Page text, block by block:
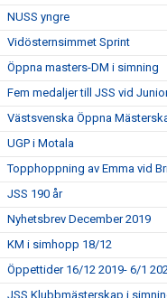
NUSS yngre
Vidösternsimmet Sprint
Öppna masters-DM i simning
Fem medaljer till JSS vid
Västsvenska Öppna
UGP i Motala
Topphoppning av Emma vid
JSS 190 år
Nyhetsbrev December 2019
KM i simhopp 18/12
Öppettider 16/12 2019- 6/1
JSS Klubbmästerskap i